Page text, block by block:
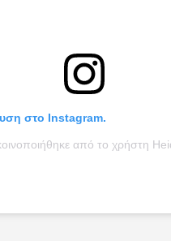
στο Instagram.
από το χρήστη